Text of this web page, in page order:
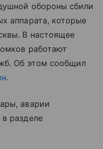
обороны сбили
аппарата, которые
В настоящее
работают
Об этом сообщил
.
аварии
разделе